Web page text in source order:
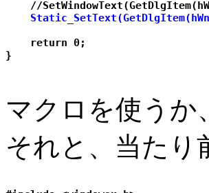
    return 0;
マクロを使うか
それと、当たり